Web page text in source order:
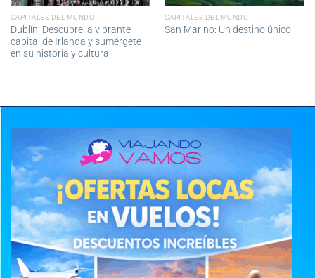
CAPITALES DEL MUNDO
Dublín: Descubre la vibrante
capital de Irlanda y sumérgete
en su historia y cultura
CAPITALES DEL MUNDO
San Marino: Un destino único